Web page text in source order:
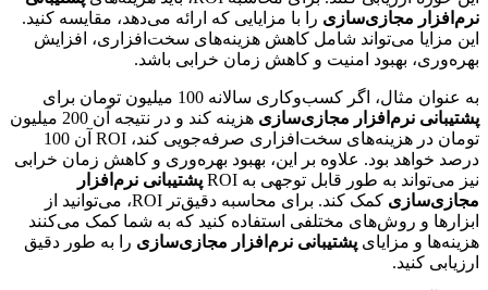
نرم‌افزار مجازی‌سازی را با مزایایی که ارائه می‌دهد، مقایسه کنید.
این مزایا می‌تواند شامل کاهش هزینه‌های سخت‌افزاری، افزایش
بهره‌وری، بهبود امنیت و کاهش زمان خرابی باشد.
به عنوان مثال، اگر کسب‌وکاری سالانه 100 میلیون تومان برای
پشتیبانی نرم‌افزار مجازی‌سازی
هزینه کند و در نتیجه آن 200 میلیون
تومان در هزینه‌های سخت‌افزاری صرفه‌جویی کند، ROI آن 100
درصد خواهد بود. علاوه بر این، بهبود بهره‌وری و کاهش زمان خرابی
نیز می‌تواند به طور قابل توجهی به ROI
پشتیبانی نرم‌افزار
مجازی‌سازی
کمک کند. برای محاسبه دقیق‌تر ROI، می‌توانید از
ابزارها و روش‌های مختلفی استفاده کنید که به شما کمک می‌کنند
هزینه‌ها و مزایای پشتیبانی نرم‌افزار مجازی‌سازی را به طور دقیق
ارزیابی کنید.